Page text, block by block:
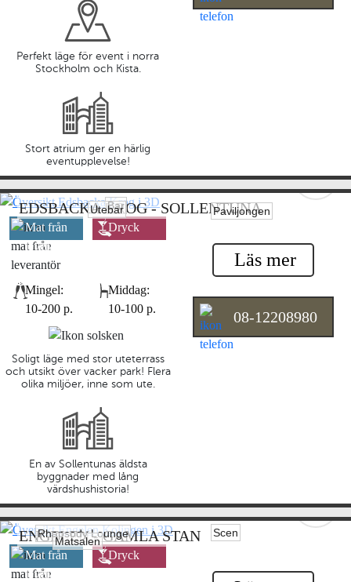
Perfekt läge för event i norra
Stockholm och Kista.
Stort atrium ger en härlig
eventupplevelse!
EDSBACKA KROG - SOLLENTUNA
Bar
Utebar Paviljongen
Mat från
leverantör
Dryck
Mingel:
10-200 p.
Middag:
10-100 p.
Soligt läge med stor uteterrass
och utsikt över vacker park! Flera
olika miljöer, inne som ute.
En av Sollentunas äldsta
byggnader med lång
värdshushistoria!
Läs mer
08-12208980
ENGELEN - GAMLA STAN
Rhapsody Lounge Scen
Matsalen
Mat från
leverantör
Dryck